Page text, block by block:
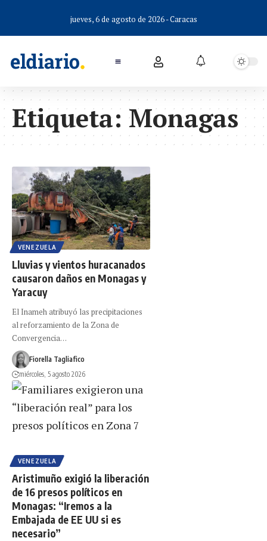
jueves, 6 de agosto de 2026 - Caracas
Etiqueta: Monagas
VENEZUELA
Lluvias y vientos huracanados
causaron daños en Monagas y
Yaracuy
El Inameh atribuyó las precipitaciones
al reforzamiento de la Zona de
Convergencia…
Fiorella Tagliafico
miércoles, 5 agosto 2026
VENEZUELA
Aristimuño exigió la liberación
de 16 presos políticos en
Monagas: “Iremos a la
Embajada de EE UU si es
necesario”